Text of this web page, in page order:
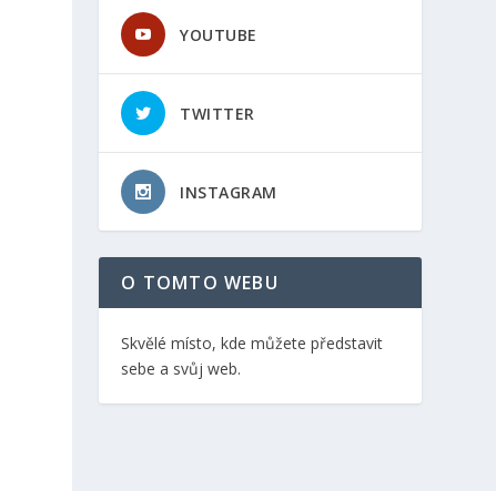
YOUTUBE
TWITTER
INSTAGRAM
O TOMTO WEBU
Skvělé místo, kde můžete představit
sebe a svůj web.